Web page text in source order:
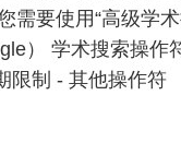
需要使用“高级学
） 学术搜索操作
限制 - 其他操作符